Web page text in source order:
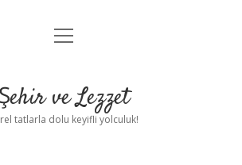
Anasayfa
Yasal Uyarı
menüyü
Şehir ve Lezzet
tatlarla dolu keyifli yolculuk!